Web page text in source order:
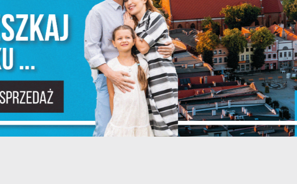
Niezbędne
Niezbędne pliki cookies służą do prawidłowego funkcjonowania strony
internetowej i umożliwiają Ci komfortowe korzystanie z oferowanych przez
Pliki cookies odpowiadają na podejmowane przez Ciebie działania w celu
m.in. dostosowania Twoich ustawień preferencji prywatności, logowania czy
wypełniania formularzy. Dzięki plikom cookies strona, z której korzystasz, może
działać bez zakłóceń.
Funkcjonalne i personalizacyjne
ZAPISZ WYBRANE